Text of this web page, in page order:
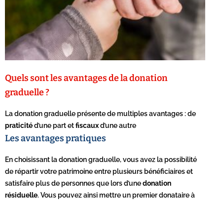
Quels sont les avantages de la donation
graduelle ?
La donation graduelle présente de multiples avantages : de
praticitéd’une part etfiscauxd’une autre
Les avantages pratiques
En choisissant la donation graduelle, vous avez la possibilité
de répartir votre patrimoine entre plusieurs bénéficiaires et
satisfaire plus de personnes que lors d’unedonation
résiduelle. Vous pouvez ainsi mettre un premier donataire à